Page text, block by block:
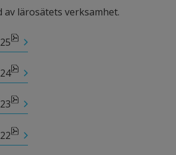
av lärosätets verksamhet.
i nytt fönster.
i nytt fönster.
i nytt fönster.
i nytt fönster.